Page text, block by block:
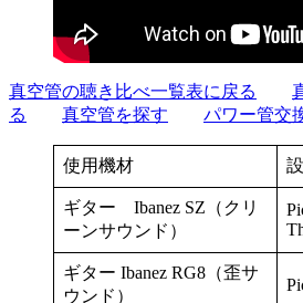
真空管の聴き比べ一覧表に戻る
る
真空管を探す パワー管交
使用機材
ギター Ibanez SZ（クリ
ーンサウンド）
ギター Ibanez RG8（歪サ
ウンド）